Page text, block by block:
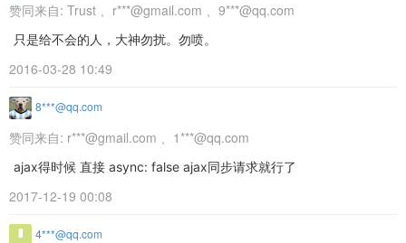
赞同来自: Trust 、 r***@gmail.com 、 9***@qq.com
只是给不会的人，大神勿扰。勿喷。
2016-03-28 10:49
8***@qq.com
赞同来自: r***@gmail.com 、 1***@qq.com
ajax得时候 直接 async: false ajax同步请求就行了
2017-12-19 00:08
4***@qq.com